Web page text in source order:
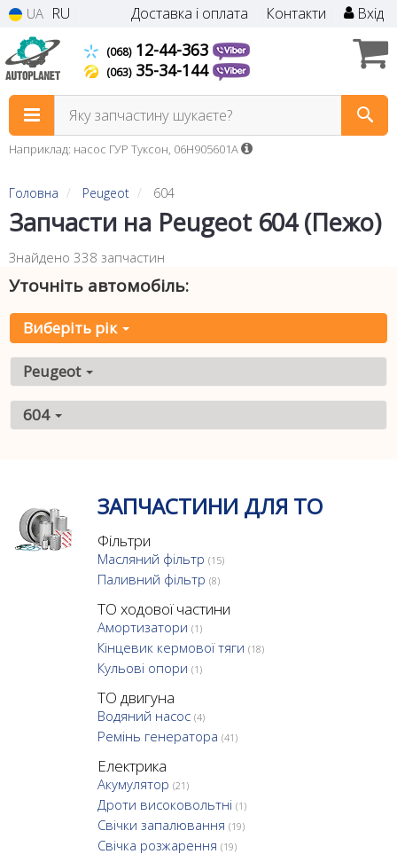
UA RU Доставка і оплата Контакти Вхід
(068)12-44-363
(063)35-34-144
Яку запчастину шукаєте?
Наприклад: насос ГУР Туксон, 06H905601A
Головна Peugeot 604
Запчасти на Peugeot 604 (Пежо)
Знайдено 338 запчастин
Уточніть автомобіль:
Виберіть рік
Peugeot
604
ЗАПЧАСТИНИ ДЛЯ ТО
Фільтри
Масляний фільтр (15)
Паливний фільтр (8)
ТО ходової частини
Амортизатори (1)
Кінцевик кермової тяги (18)
Кульові опори (1)
ТО двигуна
Водяний насос (4)
Ремінь генератора (41)
Електрика
Акумулятор (21)
Дроти високовольтні (1)
Свічки запалювання (19)
Свічка розжарення (19)